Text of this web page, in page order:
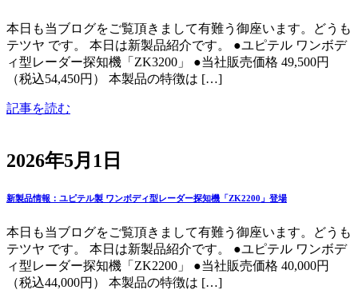
本日も当ブログをご覧頂きまして有難う御座います。どうも
テツヤ です。 本日は新製品紹介です。 ●ユピテル ワンボデ
ィ型レーダー探知機「ZK3200」 ●当社販売価格 49,500円
（税込54,450円） 本製品の特徴は […]
記事を読む
2026年5月1日
新製品情報：ユピテル製 ワンボディ型レーダー探知機「ZK2200」登場
本日も当ブログをご覧頂きまして有難う御座います。どうも
テツヤ です。 本日は新製品紹介です。 ●ユピテル ワンボデ
ィ型レーダー探知機「ZK2200」 ●当社販売価格 40,000円
（税込44,000円） 本製品の特徴は […]